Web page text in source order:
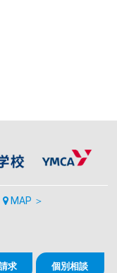
MAP ＞
求 個別相談